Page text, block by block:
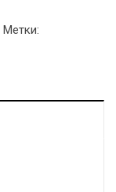
Метки: